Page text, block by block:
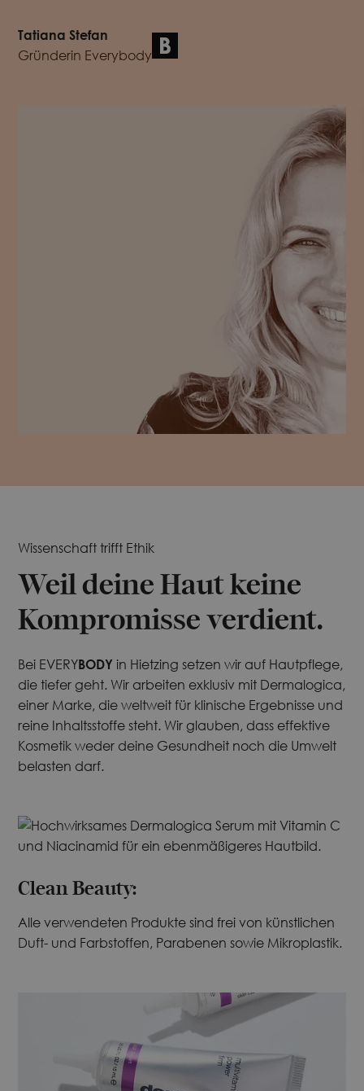
Tatiana Stefan
Gründerin Everybody
Wissenschaft trifft Ethik
Weil deine Haut keine
Kompromisse verdient.
Bei EVERYBODY in Hietzing setzen wir auf Hautpflege,
die tiefer geht. Wir arbeiten exklusiv mit Dermalogica,
einer Marke, die weltweit für klinische Ergebnisse und
reine Inhaltsstoffe steht. Wir glauben, dass effektive
Kosmetik weder deine Gesundheit noch die Umwelt
belasten darf.
Clean Beauty:
Alle verwendeten Produkte sind frei von künstlichen
Duft- und Farbstoffen, Parabenen sowie Mikroplastik.